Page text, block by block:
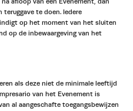
te doen. Iedere
op het moment van het sluiten
op de inbewaargeving van het
als deze niet de minimale leeftijd
van het Evenement is
al aangeschafte toegangsbewijzen